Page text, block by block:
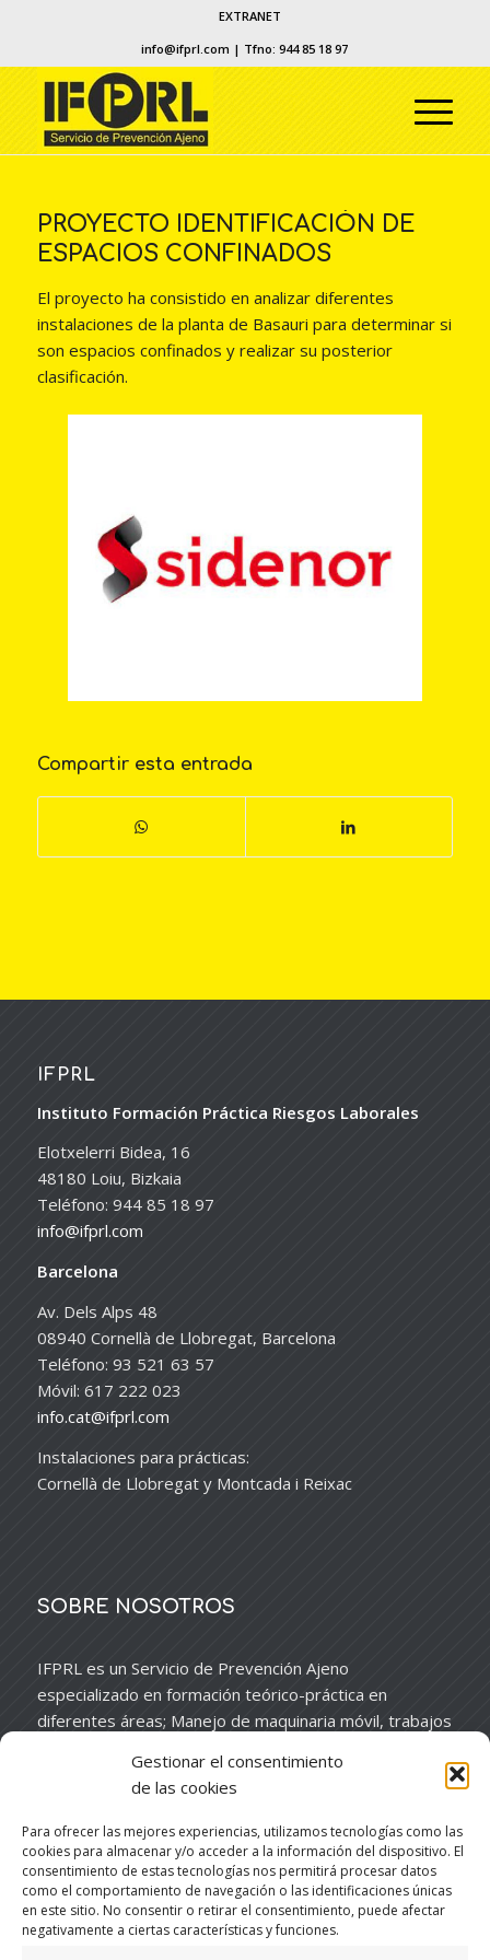
Gestionar el consentimiento
de las cookies
Para ofrecer las mejores experiencias, utilizamos tecnologías como las
cookies para almacenar y/o acceder a la información del dispositivo. El
consentimiento de estas tecnologías nos permitirá procesar datos
como el comportamiento de navegación o las identificaciones únicas
en este sitio. No consentir o retirar el consentimiento, puede afectar
negativamente a ciertas características y funciones.
EXTRANET
info@ifprl.com | Tfno: 944 85 18 97
PROYECTO IDENTIFICACIÓN DE
ESPACIOS CONFINADOS
El proyecto ha consistido en analizar diferentes
instalaciones de la planta de Basauri para determinar si
son espacios confinados y realizar su posterior
clasificación.
Compartir esta entrada
IFPRL
Instituto Formación Práctica Riesgos Laborales
Elotxelerri Bidea, 16
48180 Loiu, Bizkaia
Teléfono: 944 85 18 97
info@ifprl.com
Barcelona
Av. Dels Alps 48
08940 Cornellà de Llobregat, Barcelona
Teléfono: 93 521 63 57
Móvil: 617 222 023
info.cat@ifprl.com
Instalaciones para prácticas:
Cornellà de Llobregat y Montcada i Reixac
SOBRE NOSOTROS
IFPRL es un Servicio de Prevención Ajeno
especializado en formación teórico-práctica en
diferentes áreas; Manejo de maquinaria móvil, trabajos
de electricidad, manejo de maquinaria de construcción,